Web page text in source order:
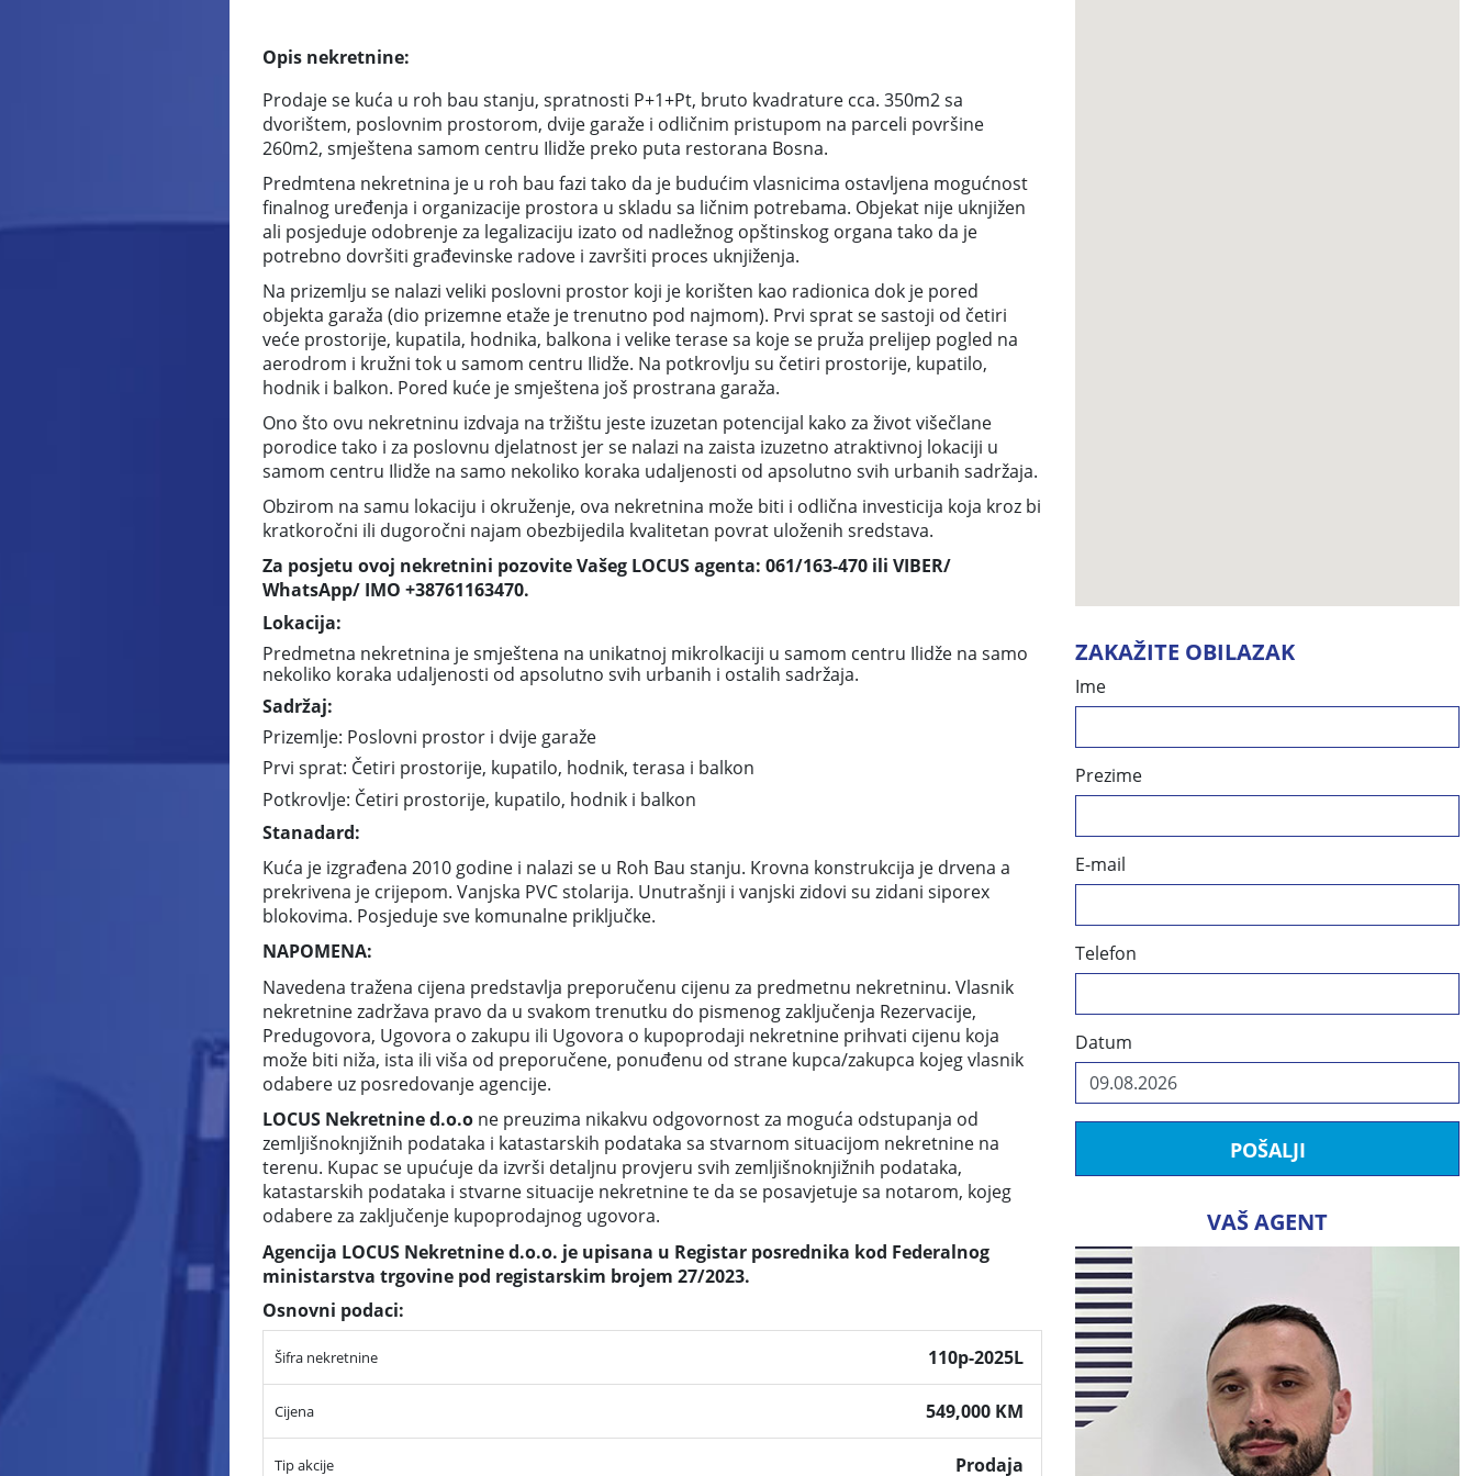
Opis nekretnine:
Prodaje se kuća u roh bau stanju, spratnosti P+1+Pt, bruto kvadrature cca. 350m2 sa
dvorištem, poslovnim prostorom, dvije garaže i odličnim pristupom na parceli površine
260m2, smještena samom centru Ilidže preko puta restorana Bosna.
Predmtena nekretnina je u roh bau fazi tako da je budućim vlasnicima ostavljena mogućnost
finalnog uređenja i organizacije prostora u skladu sa ličnim potrebama. Objekat nije uknjižen
ali posjeduje odobrenje za legalizaciju izato od nadležnog opštinskog organa tako da je
potrebno dovršiti građevinske radove i završiti proces uknjiženja.
Na prizemlju se nalazi veliki poslovni prostor koji je korišten kao radionica dok je pored
objekta garaža (dio prizemne etaže je trenutno pod najmom). Prvi sprat se sastoji od četiri
veće prostorije, kupatila, hodnika, balkona i velike terase sa koje se pruža prelijep pogled na
aerodrom i kružni tok u samom centru Ilidže. Na potkrovlju su četiri prostorije, kupatilo,
hodnik i balkon. Pored kuće je smještena još prostrana garaža.
Ono što ovu nekretninu izdvaja na tržištu jeste izuzetan potencijal kako za život višečlane
porodice tako i za poslovnu djelatnost jer se nalazi na zaista izuzetno atraktivnoj lokaciji u
samom centru Ilidže na samo nekoliko koraka udaljenosti od apsolutno svih urbanih sadržaja.
Obzirom na samu lokaciju i okruženje, ova nekretnina može biti i odlična investicija koja kroz bi
kratkoročni ili dugoročni najam obezbijedila kvalitetan povrat uloženih sredstava.
Za posjetu ovoj nekretnini pozovite Vašeg LOCUS agenta: 061/163-470 ili VIBER/
WhatsApp/ IMO +38761163470.
Lokacija:
Predmetna nekretnina je smještena na unikatnoj mikrolkaciji u samom centru Ilidže na samo
nekoliko koraka udaljenosti od apsolutno svih urbanih i ostalih sadržaja.
Sadržaj:
Prizemlje: Poslovni prostor i dvije garaže
Prvi sprat: Četiri prostorije, kupatilo, hodnik, terasa i balkon
Potkrovlje: Četiri prostorije, kupatilo, hodnik i balkon
Stanadard:
Kuća je izgrađena 2010 godine i nalazi se u Roh Bau stanju. Krovna konstrukcija je drvena a
prekrivena je crijepom. Vanjska PVC stolarija. Unutrašnji i vanjski zidovi su zidani siporex
blokovima. Posjeduje sve komunalne priključke.
NAPOMENA:
Navedena tražena cijena predstavlja preporučenu cijenu za predmetnu nekretninu. Vlasnik
nekretnine zadržava pravo da u svakom trenutku do pismenog zaključenja Rezervacije,
Predugovora, Ugovora o zakupu ili Ugovora o kupoprodaji nekretnine prihvati cijenu koja
može biti niža, ista ili viša od preporučene, ponuđenu od strane kupca/zakupca kojeg vlasnik
odabere uz posredovanje agencije.
LOCUS Nekretnine d.o.o ne preuzima nikakvu odgovornost za moguća odstupanja od
zemljišnoknjižnih podataka i katastarskih podataka sa stvarnom situacijom nekretnine na
terenu. Kupac se upućuje da izvrši detaljnu provjeru svih zemljišnoknjižnih podataka,
katastarskih podataka i stvarne situacije nekretnine te da se posavjetuje sa notarom, kojeg
odabere za zaključenje kupoprodajnog ugovora.
Agencija LOCUS Nekretnine d.o.o. je upisana u Registar posrednika kod Federalnog
ministarstva trgovine pod registarskim brojem 27/2023.
Osnovni podaci:
Šifra nekretnine 110p-2025L
Cijena 549,000 KM
Tip akcije Prodaja
ZAKAŽITE OBILAZAK
Ime
Prezime
E-mail
Telefon
Datum
POŠALJI
VAŠ AGENT